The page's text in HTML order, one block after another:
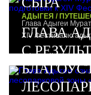
Глава Адыгеи
XIV Фестивалю
АДЫГЕЯ /
ГЛАВА
С